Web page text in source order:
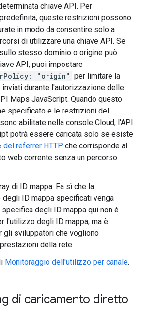
chiave API. Per
queste restrizioni possono
in modo da consentire solo a
di utilizzare una chiave API. Se
stesso dominio o origine può
API, puoi impostare
"origin" per limitare la
inviati durante l'autorizzazione delle
Maps JavaScript. Quando questo
specificato e le restrizioni del
abilitate nella console Cloud, l'API
potrà essere caricata solo se esiste
del referrer HTTP che corrisponde al
web corrente senza un percorso
di ID mappa. Fa sì che la
degli ID mappa specificati venga
specifica degli ID mappa qui non è
l'utilizzo degli ID mappa, ma è
gli sviluppatori che vogliono
della rete.
Monitoraggio dell'utilizzo per canale.
di caricamento diretto